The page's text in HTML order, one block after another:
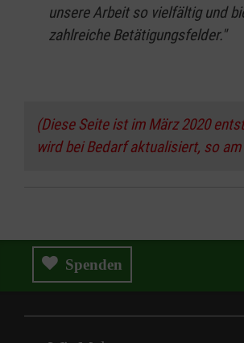
unsere Arbeit so vielfältig und
zahlreiche Betätigungsfelder."
(Diese Seite ist im März 2020
wird bei Bedarf aktualisiert, so
Spenden